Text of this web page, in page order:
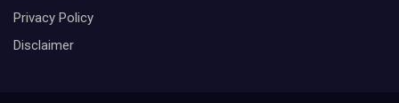
Privacy Policy
Disclaimer